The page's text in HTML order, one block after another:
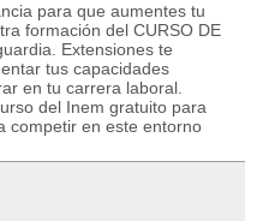
para que aumentes tu
formación del CURSO DE
Extensiones te
tus capacidades
en tu carrera laboral.
del Inem gratuito para
competir en este entorno